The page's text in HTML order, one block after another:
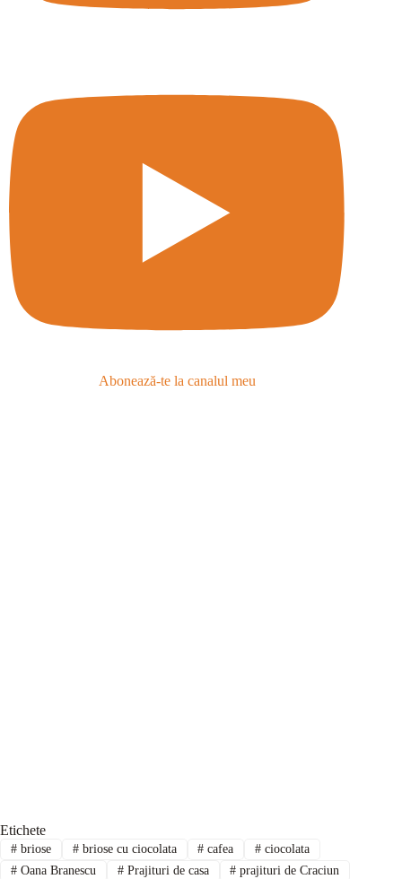
Abonează-te la canalul meu
Etichete
#briose #briose cu ciocolata # cafea # ciocolata
#Oana Branescu #Prajituri de casa # prajituri de Craciun